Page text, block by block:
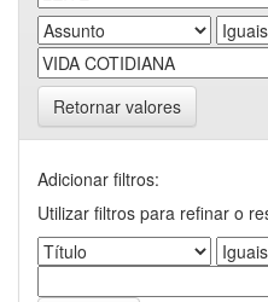
Retornar valores
Adicionar filtros:
Utilizar filtros para refinar o